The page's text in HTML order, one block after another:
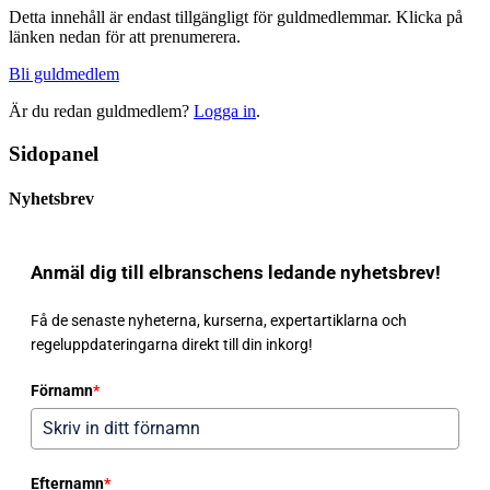
Detta innehåll är endast tillgängligt för guldmedlemmar. Klicka på
länken nedan för att prenumerera.
Bli guldmedlem
Är du redan guldmedlem? Logga in.
Sidopanel
Nyhetsbrev
Anmäl dig till elbranschens ledande nyhetsbrev!
Få de senaste nyheterna, kurserna, expertartiklarna och
regeluppdateringarna direkt till din inkorg!
Förnamn*
Efternamn*